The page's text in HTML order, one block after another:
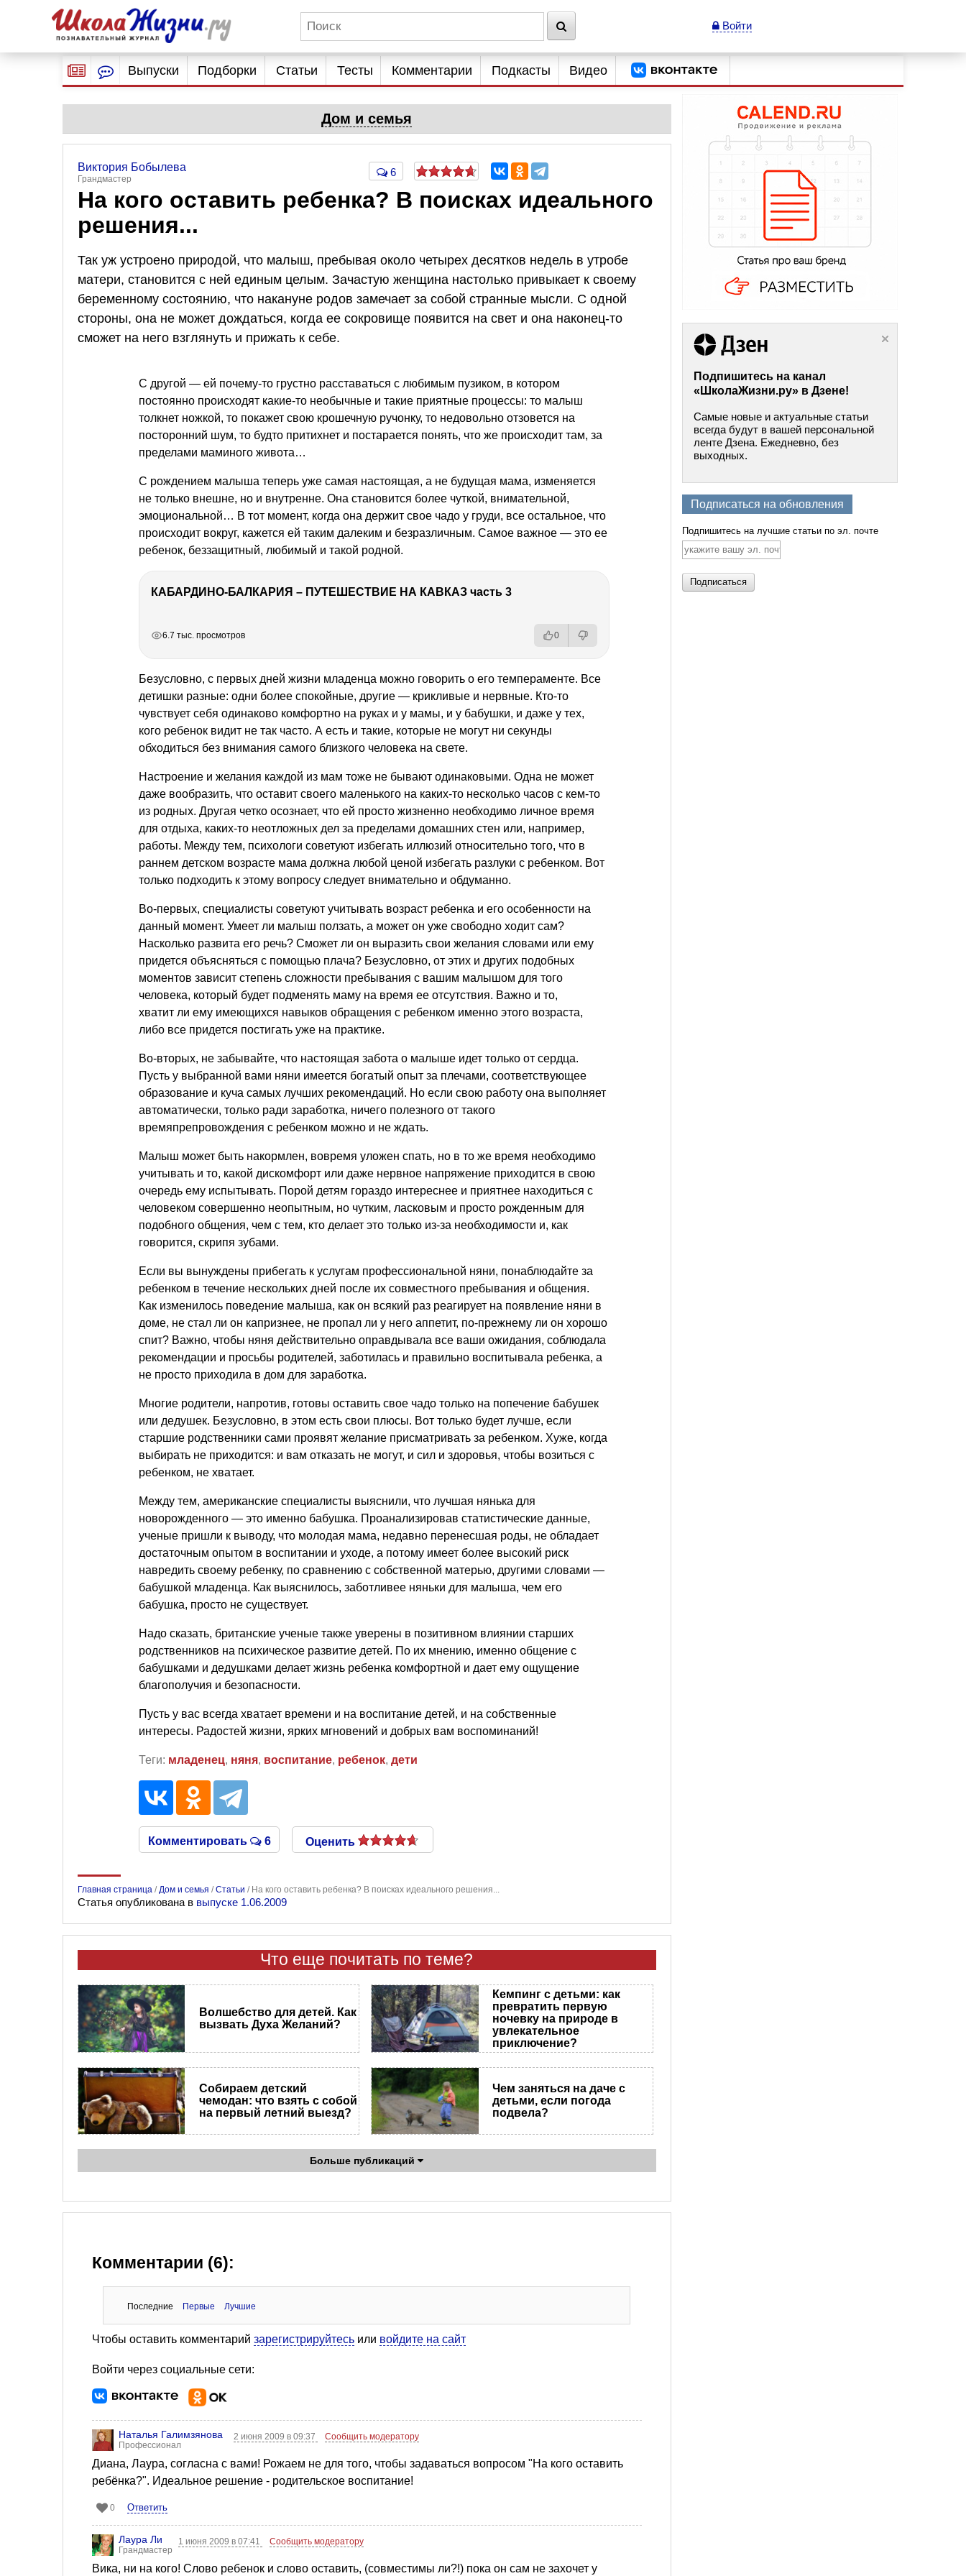
Войти
Выпуски Подборки Статьи Тесты Комментарии Подкасты Видео
Дом и семья
Виктория Бобылева
Грандмастер
6
На кого оставить ребенка? В поисках идеального
решения...
Так уж устроено природой, что малыш, пребывая около четырех десятков недель в утробе
матери, становится с ней единым целым. Зачастую женщина настолько привыкает к своему
беременному состоянию, что накануне родов замечает за собой странные мысли. С одной
стороны, она не может дождаться, когда ее сокровище появится на свет и она наконец-то
сможет на него взглянуть и прижать к себе.
С другой — ей почему-то грустно расставаться с любимым пузиком, в котором
постоянно происходят какие-то необычные и такие приятные процессы: то малыш
толкнет ножкой, то покажет свою крошечную ручонку, то недовольно отзовется на
посторонний шум, то будто притихнет и постарается понять, что же происходит там, за
пределами маминого живота…
С рождением малыша теперь уже самая настоящая, а не будущая мама, изменяется
не только внешне, но и внутренне. Она становится более чуткой, внимательной,
эмоциональной… В тот момент, когда она держит свое чадо у груди, все остальное, что
происходит вокруг, кажется ей таким далеким и безразличным. Самое важное — это ее
ребенок, беззащитный, любимый и такой родной.
КАБАРДИНО-БАЛКАРИЯ – ПУТЕШЕСТВИЕ НА КАВКАЗ часть 3
6.7 тыс. просмотров 0
Безусловно, с первых дней жизни младенца можно говорить о его темпераменте. Все
детишки разные: одни более спокойные, другие — крикливые и нервные. Кто-то
чувствует себя одинаково комфортно на руках и у мамы, и у бабушки, и даже у тех,
кого ребенок видит не так часто. А есть и такие, которые не могут ни секунды
обходиться без внимания самого близкого человека на свете.
Настроение и желания каждой из мам тоже не бывают одинаковыми. Одна не может
даже вообразить, что оставит своего маленького на каких-то несколько часов с кем-то
из родных. Другая четко осознает, что ей просто жизненно необходимо личное время
для отдыха, каких-то неотложных дел за пределами домашних стен или, например,
работы. Между тем, психологи советуют избегать иллюзий относительно того, что в
раннем детском возрасте мама должна любой ценой избегать разлуки с ребенком. Вот
только подходить к этому вопросу следует внимательно и обдуманно.
Во-первых, специалисты советуют учитывать возраст ребенка и его особенности на
данный момент. Умеет ли малыш ползать, а может он уже свободно ходит сам?
Насколько развита его речь? Сможет ли он выразить свои желания словами или ему
придется объясняться с помощью плача? Безусловно, от этих и других подобных
моментов зависит степень сложности пребывания с вашим малышом для того
человека, который будет подменять маму на время ее отсутствия. Важно и то,
хватит ли ему имеющихся навыков обращения с ребенком именно этого возраста,
либо все придется постигать уже на практике.
Во-вторых, не забывайте, что настоящая забота о малыше идет только от сердца.
Пусть у выбранной вами няни имеется богатый опыт за плечами, соответствующее
образование и куча самых лучших рекомендаций. Но если свою работу она выполняет
автоматически, только ради заработка, ничего полезного от такого
времяпрепровождения с ребенком можно и не ждать.
Малыш может быть накормлен, вовремя уложен спать, но в то же время необходимо
учитывать и то, какой дискомфорт или даже нервное напряжение приходится в свою
очередь ему испытывать. Порой детям гораздо интереснее и приятнее находиться с
человеком совершенно неопытным, но чутким, ласковым и просто рожденным для
подобного общения, чем с тем, кто делает это только из-за необходимости и, как
говорится, скрипя зубами.
Если вы вынуждены прибегать к услугам профессиональной няни, понаблюдайте за
ребенком в течение нескольких дней после их совместного пребывания и общения.
Как изменилось поведение малыша, как он всякий раз реагирует на появление няни в
доме, не стал ли он капризнее, не пропал ли у него аппетит, по-прежнему ли он хорошо
спит? Важно, чтобы няня действительно оправдывала все ваши ожидания, соблюдала
рекомендации и просьбы родителей, заботилась и правильно воспитывала ребенка, а
не просто приходила в дом для заработка.
Многие родители, напротив, готовы оставить свое чадо только на попечение бабушек
или дедушек. Безусловно, в этом есть свои плюсы. Вот только будет лучше, если
старшие родственники сами проявят желание присматривать за ребенком. Хуже, когда
выбирать не приходится: и вам отказать не могут, и сил и здоровья, чтобы возиться с
ребенком, не хватает.
Между тем, американские специалисты выяснили, что лучшая нянька для
новорожденного — это именно бабушка. Проанализировав статистические данные,
ученые пришли к выводу, что молодая мама, недавно перенесшая роды, не обладает
достаточным опытом в воспитании и уходе, а потому имеет более высокий риск
навредить своему ребенку, по сравнению с собственной матерью, другими словами —
бабушкой младенца. Как выяснилось, заботливее няньки для малыша, чем его
бабушка, просто не существует.
Надо сказать, британские ученые также уверены в позитивном влиянии старших
родственников на психическое развитие детей. По их мнению, именно общение с
бабушками и дедушками делает жизнь ребенка комфортной и дает ему ощущение
благополучия и безопасности.
Пусть у вас всегда хватает времени и на воспитание детей, и на собственные
интересы. Радостей жизни, ярких мгновений и добрых вам воспоминаний!
Теги: младенец, няня, воспитание, ребенок, дети
Комментировать 6 Оценить
Главная страница / Дом и семья /Статьи / На кого оставить ребенка? В поисках идеального решения...
Статья опубликована в выпуске 1.06.2009
Что еще почитать по теме?
Волшебство для детей. Как
вызвать Духа Желаний?
Кемпинг с детьми: как
превратить первую
ночевку на природе в
увлекательное
приключение?
Собираем детский
чемодан: что взять с собой
на первый летний выезд?
Чем заняться на даче с
детьми, если погода
подвела?
Больше публикаций
Комментарии (6):
Последние Первые Лучшие
Чтобы оставить комментарий зарегистрируйтесь или войдите на сайт
Войти через социальные сети:
Наталья Галимзянова
Профессионал
2 июня 2009 в 09:37 Сообщить модератору
Диана, Лаура, согласна с вами! Рожаем не для того, чтобы задаваться вопросом "На кого оставить
ребёнка?". Идеальное решение - родительское воспитание!
0 Ответить
Лаура Ли
Грандмастер
1 июня 2009 в 07:41 Сообщить модератору
Вика, ни на кого! Слово ребенок и слово оставить, (совместимы ли?!) пока он сам не захочет у
Подпишитесь на канал
«ШколаЖизни.ру» в Дзене!
Самые новые и актуальные статьи
всегда будут в вашей персональной
ленте Дзена. Ежедневно, без
выходных.
Подписаться на обновления
Подпишитесь на лучшие статьи по эл. почте